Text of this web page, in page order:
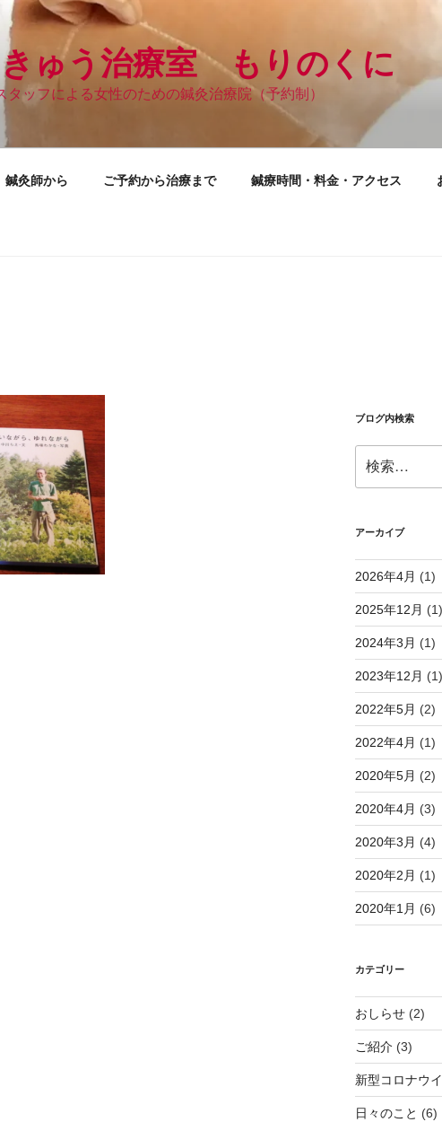
ゅう治療室 もりのくに
ッフによる女性のための鍼灸治療院（予約制）
鍼灸師から ご予約から治療まで 鍼療時間・料金・アクセス
ブログ内検索
索:
アーカイブ
2026年4月 (1)
2025年12月 (1)
2024年3月 (1)
2023年12月 (1)
2022年5月 (2)
2022年4月 (1)
2020年5月 (2)
2020年4月 (3)
2020年3月 (4)
2020年2月 (1)
2020年1月 (6)
カテゴリー
おしらせ(2)
ご紹介 (3)
新型コロナウ
日々のこと (6)